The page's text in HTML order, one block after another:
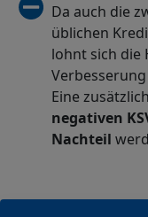
Da auch die
üblichen
lohnt sich die
Eine
negativen
Nachteil